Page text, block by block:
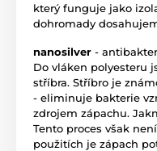
který funguje jako
dohromady
nanosilver -
Do vláken polyesteru
stříbra. Stříbro je
- eliminuje bakterie
zdrojem zápachu.
Tento proces však
použitích je zápach